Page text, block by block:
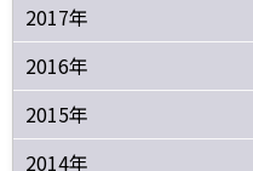
2017年
2016年
2015年
2014年